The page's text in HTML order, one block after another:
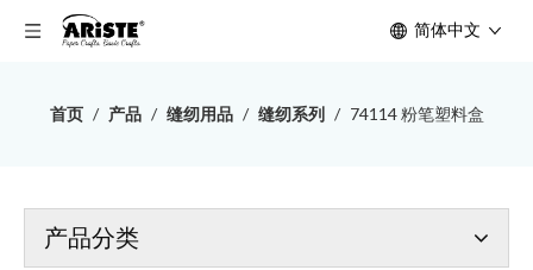
简体中文
首页 / 产品 / 缝纫用品 / 缝纫系列 / 74114 粉笔塑料盒
产品分类